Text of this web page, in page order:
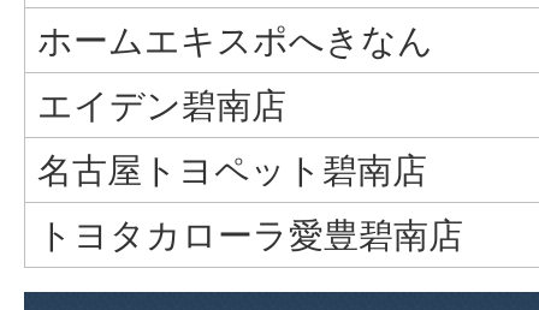
ホームエキスポへきなん
エイデン碧南店
名古屋トヨペット碧南店
トヨタカローラ愛豊碧南店